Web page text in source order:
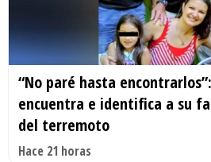
“No paré hasta
encuentra e identifica a su
del terremoto
Hace 21 horas